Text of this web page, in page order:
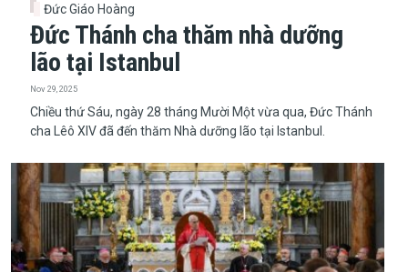
Đức Giáo Hoàng
Đức Thánh cha thăm nhà dưỡng
lão tại Istanbul
Nov 29, 2025
​​​​​​​Chiều thứ Sáu, ngày 28 tháng Mười Một vừa qua, Đức Thánh
cha Lêô XIV đã đến thăm Nhà dưỡng lão tại Istanbul.